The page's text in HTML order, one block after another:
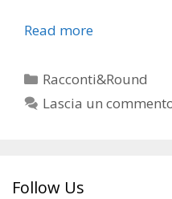
Read more
Categorie
Racconti&Round
Lascia un
Follow Us